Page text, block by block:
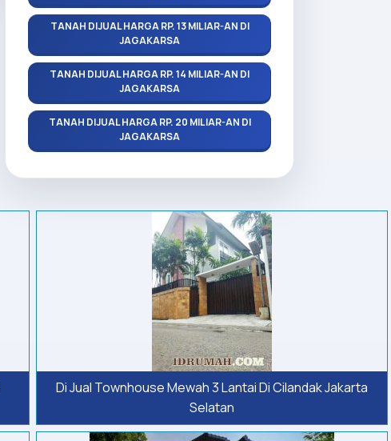
TANAH DIJUAL HARGA RP. 13 MILIAR-AN DI
JAGAKARSA
TANAH DIJUAL HARGA RP. 14 MILIAR-AN DI
JAGAKARSA
TANAH DIJUAL HARGA RP. 20 MILIAR-AN DI
JAGAKARSA
Di Jual Townhouse Mewah 3 Lantai Di Cilandak Jakarta
Selatan